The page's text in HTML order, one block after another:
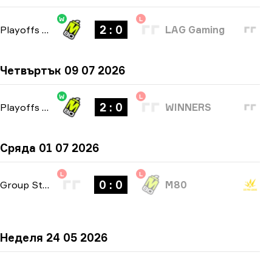
Playoffs bo3
W
2 : 0
L
LAG Gaming
Четвъртък 09 07 2026
Playoffs bo3
W
2 : 0
L
WINNERS
Сряда 01 07 2026
Group Stage
L
0 : 0
L
M80
Неделя 24 05 2026